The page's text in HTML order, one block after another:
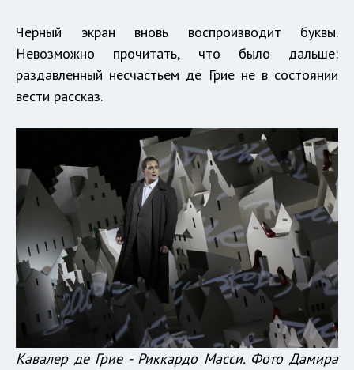
Черный экран вновь воспроизводит буквы.
Невозможно прочитать, что было дальше:
раздавленный несчастьем де Грие не в состоянии
вести рассказ.
Кавалер де Грие - Риккардо Масси. Фото Дамира